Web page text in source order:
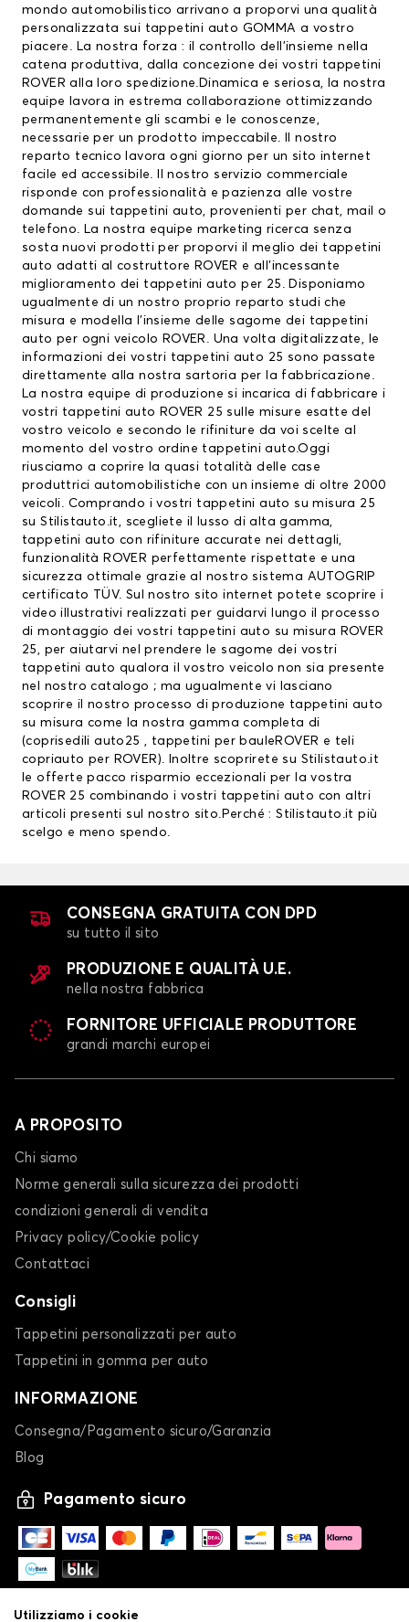
mondo automobilistico arrivano a proporvi una qualità
personalizzata sui tappetini auto GOMMA a vostro
piacere. La nostra forza : il controllo dell’insieme nella
catena produttiva, dalla concezione dei vostri tappetini
ROVER alla loro spedizione.Dinamica e seriosa, la nostra
equipe lavora in estrema collaborazione ottimizzando
permanentemente gli scambi e le conoscenze,
necessarie per un prodotto impeccabile. Il nostro
reparto tecnico lavora ogni giorno per un sito internet
facile ed accessibile. Il nostro servizio commerciale
risponde con professionalità e pazienza alle vostre
domande sui tappetini auto, provenienti per chat, mail o
telefono. La nostra equipe marketing ricerca senza
sosta nuovi prodotti per proporvi il meglio dei tappetini
auto adatti al costruttore ROVER e all’incessante
miglioramento dei tappetini auto per 25. Disponiamo
ugualmente di un nostro proprio reparto studi che
misura e modella l’insieme delle sagome dei tappetini
auto per ogni veicolo ROVER. Una volta digitalizzate, le
informazioni dei vostri tappetini auto 25 sono passate
direttamente alla nostra sartoria per la fabbricazione.
La nostra equipe di produzione si incarica di fabbricare i
vostri tappetini auto ROVER 25 sulle misure esatte del
vostro veicolo e secondo le rifiniture da voi scelte al
momento del vostro ordine tappetini auto.Oggi
riusciamo a coprire la quasi totalità delle case
produttrici automobilistiche con un insieme di oltre 2000
veicoli. Comprando i vostri tappetini auto su misura 25
su Stilistauto.it, scegliete il lusso di alta gamma,
tappetini auto con rifiniture accurate nei dettagli,
funzionalità ROVER perfettamente rispettate e una
sicurezza ottimale grazie al nostro sistema AUTOGRIP
certificato TÜV. Sul nostro sito internet potete scoprire i
video illustrativi realizzati per guidarvi lungo il processo
di montaggio dei vostri tappetini auto su misura ROVER
25, per aiutarvi nel prendere le sagome dei vostri
tappetini auto qualora il vostro veicolo non sia presente
nel nostro catalogo ; ma ugualmente vi lasciano
scoprire il nostro processo di produzione tappetini auto
su misura come la nostra gamma completa di
(coprisedili auto 25 , tappetini per bauleROVER e teli
copriauto per ROVER). Inoltre scoprirete su Stilistauto.it
le offerte pacco risparmio eccezionali per la vostra
ROVER 25 combinando i vostri tappetini auto con altri
articoli presenti sul nostro sito.Perché : Stilistauto.it più
scelgo e meno spendo.
CONSEGNA GRATUITA CON DPD
su tutto il sito
PRODUZIONE E QUALITÀ U.E.
nella nostra fabbrica
FORNITORE UFFICIALE PRODUTTORE
grandi marchi europei
A PROPOSITO
Chi siamo
Norme generali sulla sicurezza dei prodotti
condizioni generali di vendita
Privacy policy/Cookie policy
Contattaci
Consigli
Tappetini personalizzati per auto
Tappetini in gomma per auto
INFORMAZIONE
Consegna/Pagamento sicuro/Garanzia
Blog
Pagamento sicuro
Utilizziamo i cookie